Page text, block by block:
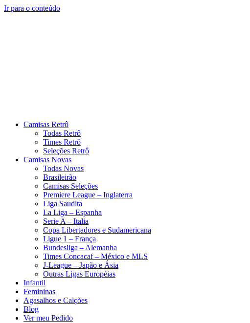
Ir para o conteúdo
Camisas Retrô
Todas Retrô
Times Retrô
Seleções Retrô
Camisas Novas
Todas Novas
Brasileirão
Camisas Seleções
Premiere League – Inglaterra
Liga Saudita
La Liga – Espanha
Serie A – Italia
Copa Libertadores e Sudamericana
Ligue 1 – França
Bundesliga – Alemanha
Times Concacaf – México e MLS
J-League – Japão e Ásia
Outras Ligas Européias
Infantil
Femininas
Agasalhos e Calções
Blog
Ver meu Pedido